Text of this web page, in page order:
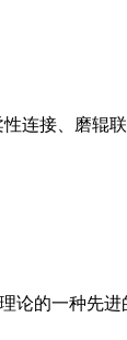
连接、磨辊
论的一种先